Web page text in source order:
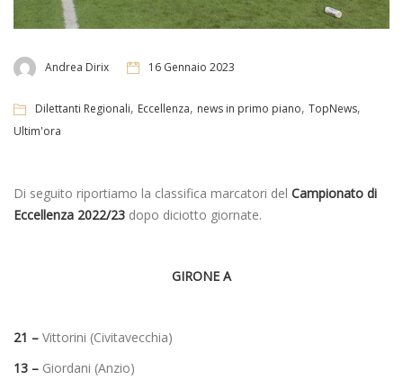
Andrea Dirix 16 Gennaio 2023
Dilettanti Regionali, Eccellenza, news in primo piano, TopNews,
Ultim'ora
Di seguito riportiamo la classifica marcatori del Campionato di
Eccellenza 2022/23 dopo diciotto giornate.
GIRONE A
21 – Vittorini (Civitavecchia)
13 – Giordani (Anzio)